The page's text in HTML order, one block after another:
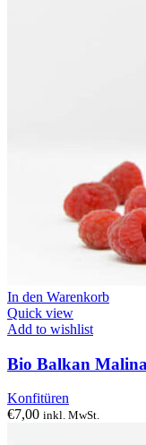
In den Warenkorb
Quick view
Add to wishlist
Bio Balkan Malina
Konfitüren
€7,00 inkl. MwSt.